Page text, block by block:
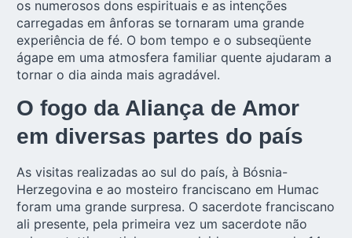
os numerosos dons espirituais e as intenções
carregadas em ânforas se tornaram uma grande
experiência de fé. O bom tempo e o subseqüente
ágape em uma atmosfera familiar quente ajudaram a
tornar o dia ainda mais agradável.
O fogo da Aliança de Amor
em diversas partes do país
As visitas realizadas ao sul do país, à Bósnia-
Herzegovina e ao mosteiro franciscano em Humac
foram uma grande surpresa. O sacerdote franciscano
ali presente, pela primeira vez um sacerdote não